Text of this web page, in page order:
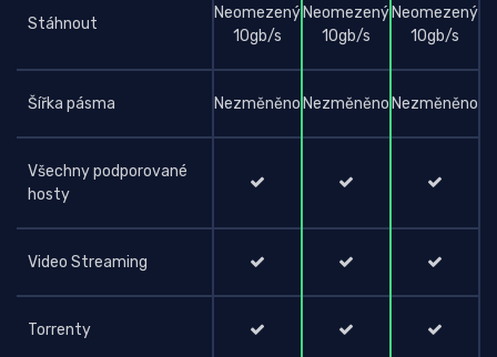
Stáhnout
Neomezený
10gb/s
Neomezený
10gb/s
Neomezený
10gb/s
Šířka pásma Nezměněno Nezměněno Nezměněno
Všechny podporované
hosty
Video Streaming
Torrenty